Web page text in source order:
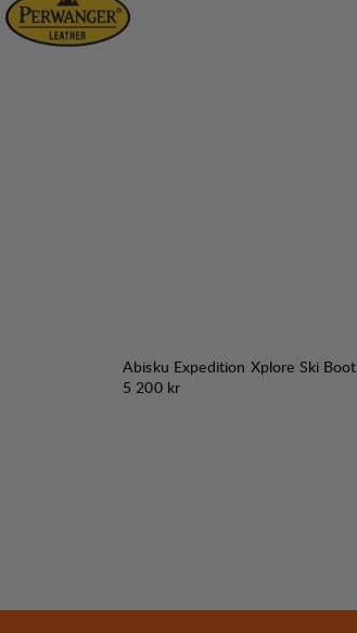
Abisku Expedition Xplore Ski Boot
Pris:
5 200 kr